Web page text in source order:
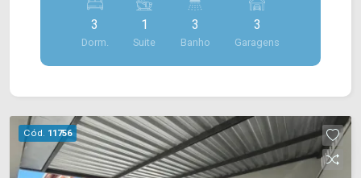
extra, quintal e área de serviço coberta. > 03
quartos, sendo 01 suíte; > 03 banheiros, sendo
01 social e 01 externo; > 03 vagas de garagem,
sendo 01 coberta. *Acita financiamento. *Aceita
Anhanguera. Esta região conta com
supermercados, restaurantes, praças e outros
comércios ao redor. Entre em contato com a
3
Dorm.
1
Suite
3
Banho
3
Garagens
Cód. 11756